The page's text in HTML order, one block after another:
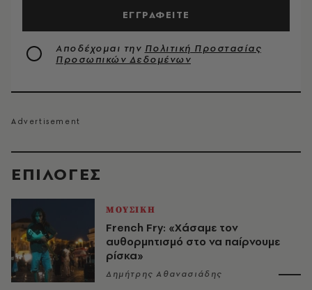
EΠΙΛΟΓΈΣ
ΜΟΥΣΙΚΗ
French Fry: «Χάσαμε τον
αυθορμητισμό στο να παίρνουμε
ρίσκα»
Δημήτρης Αθανασιάδης
ΕΓΓΡΑΦΕΙΤΕ
Αποδέχομαι την Πολιτική Προστασίας
Προσωπικών Δεδομένων